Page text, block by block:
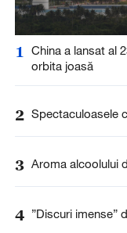
1
China a lansat al
orbita joasă
2 Spectaculoasele
3 Aroma alcoolului
4 ”Discuri imense”